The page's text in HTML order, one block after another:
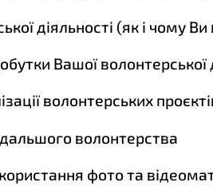
діяльності (як і чому
Вашої волонтерської
волонтерських
волонтерства
фото та